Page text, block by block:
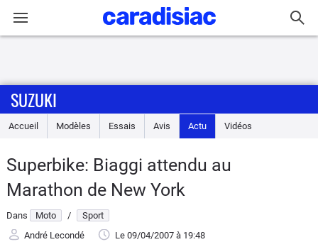
Accueil
Essais
Equipement
SUZUKI
Accueil Modèles Essais Avis Actu Vidéos
Superbike: Biaggi attendu au
Marathon de New York
Dans Moto /
Sport
André Lecondé
Le 09/04/2007 à 19:48